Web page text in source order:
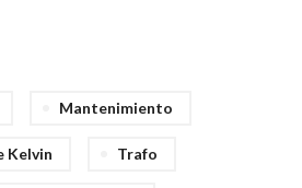
Mantenimiento
Kelvin Trafo